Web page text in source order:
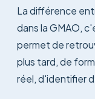
La différence
dans la GMAO,
permet de
plus tard, de
réel, d'identifier